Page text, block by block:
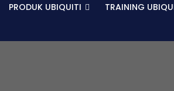
PRODUK UBIQUITI TRAINING